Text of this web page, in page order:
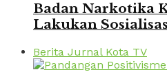
Badan Narkotika
Lakukan
Berita Jurnal Kota TV